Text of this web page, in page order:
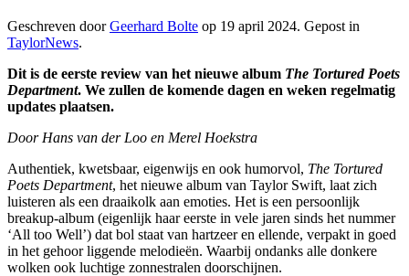
Geschreven doorGeerhard Bolte op 19 april 2024. Gepost in
TaylorNews.
Dit is de eerste review van het nieuwe album The Tortured Poets
Department. We zullen de komende dagen en weken regelmatig
updates plaatsen.
Door Hans van der Loo en Merel Hoekstra
Authentiek, kwetsbaar, eigenwijs en ook humorvol, The Tortured
Poets Department, het nieuwe album van Taylor Swift, laat zich
luisteren als een draaikolk aan emoties. Het is een persoonlijk
breakup-album (eigenlijk haar eerste in vele jaren sinds het nummer
‘All too Well’) dat bol staat van hartzeer en ellende, verpakt in goed
in het gehoor liggende melodieën. Waarbij ondanks alle donkere
wolken ook luchtige zonnestralen doorschijnen.